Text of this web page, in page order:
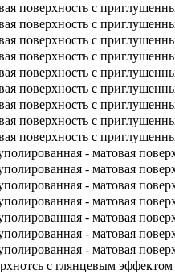
поверхность с
поверхность с
поверхность с
поверхность с
поверхность с
поверхность с
поверхность с
поверхность с
поверхность с
- матовая
- матовая
- матовая
- матовая
- матовая
- матовая
- матовая
с глянцевым эффектом